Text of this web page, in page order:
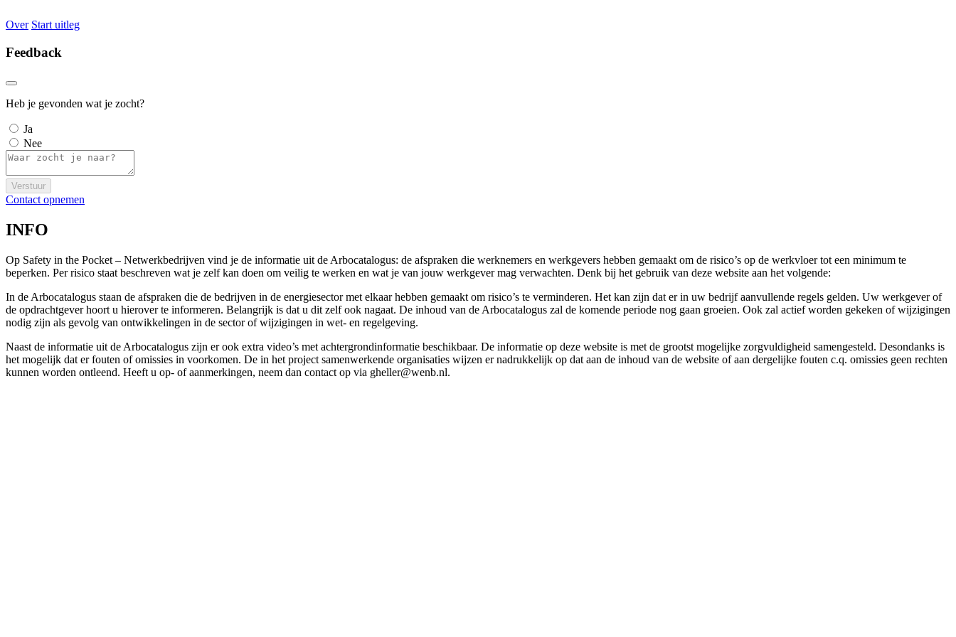
Over Start uitleg
Feedback
Heb je gevonden wat je zocht?
Ja
Nee
Verstuur
Contact opnemen
INFO
Op Safety in the Pocket – Netwerkbedrijven vind je de informatie uit de Arbocatalogus: de afspraken die werknemers en werkgevers hebben gemaakt om de risico’s op de werkvloer tot een minimum te
beperken. Per risico staat beschreven wat je zelf kan doen om veilig te werken en wat je van jouw werkgever mag verwachten. Denk bij het gebruik van deze website aan het volgende:
In de Arbocatalogus staan de afspraken die de bedrijven in de energiesector met elkaar hebben gemaakt om risico’s te verminderen. Het kan zijn dat er in uw bedrijf aanvullende regels gelden. Uw werkgever of
de opdrachtgever hoort u hierover te informeren. Belangrijk is dat u dit zelf ook nagaat. De inhoud van de Arbocatalogus zal de komende periode nog gaan groeien. Ook zal actief worden gekeken of wijzigingen
nodig zijn als gevolg van ontwikkelingen in de sector of wijzigingen in wet- en regelgeving.
Naast de informatie uit de Arbocatalogus zijn er ook extra video’s met achtergrondinformatie beschikbaar. De informatie op deze website is met de grootst mogelijke zorgvuldigheid samengesteld. Desondanks is
het mogelijk dat er fouten of omissies in voorkomen. De in het project samenwerkende organisaties wijzen er nadrukkelijk op dat aan de inhoud van de website of aan dergelijke fouten c.q. omissies geen rechten
kunnen worden ontleend. Heeft u op- of aanmerkingen, neem dan contact op via gheller@wenb.nl.